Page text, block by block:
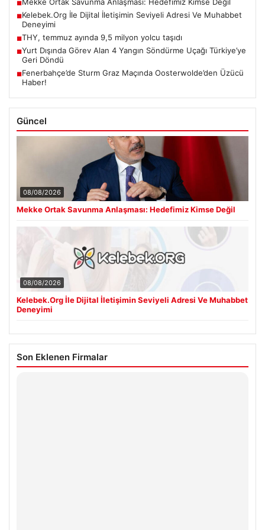
■
■Kelebek.Org İle Dijital İletişimin Seviyeli Adresi Ve Muhabbet
Deneyimi
■THY, temmuz ayında 9,5 milyon yolcu taşıdı
■Yurt Dışında Görev Alan 4 Yangın Söndürme Uçağı Türkiye’ye
Geri Döndü
■Fenerbahçe’de Sturm Graz Maçında Oosterwolde’den Üzücü
Haber!
Güncel
08/08/2026
Mekke Ortak Savunma Anlaşması: Hedefimiz Kimse Değil
08/08/2026
Kelebek.Org İle Dijital İletişimin Seviyeli Adresi Ve Muhabbet
Deneyimi
Son Eklenen Firmalar